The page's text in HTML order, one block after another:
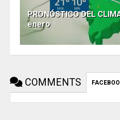
PRONÓSTICO DEL
enero
COMMENTS